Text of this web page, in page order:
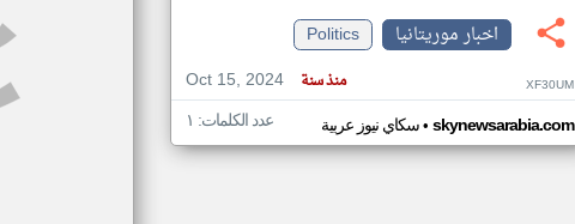
اخبار موريتانيا
Politics
Oct 15, 2024
منذ سنة XF30UM
سكاي نيوز عربية• skynewsarabia.com عدد الكلمات: ١